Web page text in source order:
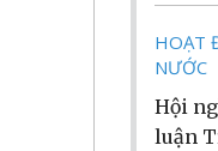
HOẠT
NƯỚC
Hội
luận